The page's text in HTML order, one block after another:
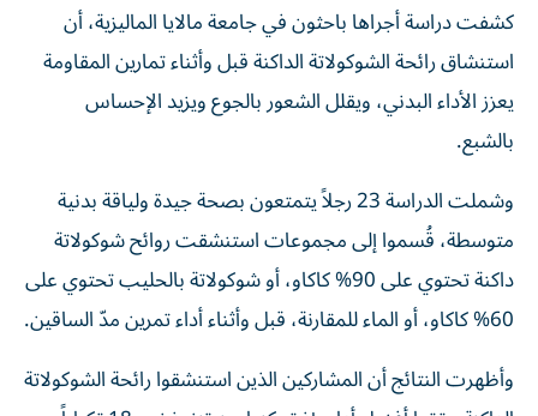
كشفت دراسة أجراها باحثون في جامعة مالايا الماليزية، أن
استنشاق رائحة الشوكولاتة الداكنة قبل وأثناء تمارين المقاومة
يعزز الأداء البدني، ويقلل الشعور بالجوع ويزيد الإحساس
بالشبع.
وشملت الدراسة 23 رجلاً يتمتعون بصحة جيدة ولياقة بدنية
متوسطة، قُسموا إلى مجموعات استنشقت روائح شوكولاتة
داكنة تحتوي على 90% كاكاو، أو شوكولاتة بالحليب تحتوي على
60% كاكاو، أو الماء للمقارنة، قبل وأثناء أداء تمرين مدّ الساقين.
وأظهرت النتائج أن المشاركين الذين استنشقوا رائحة الشوكولاتة